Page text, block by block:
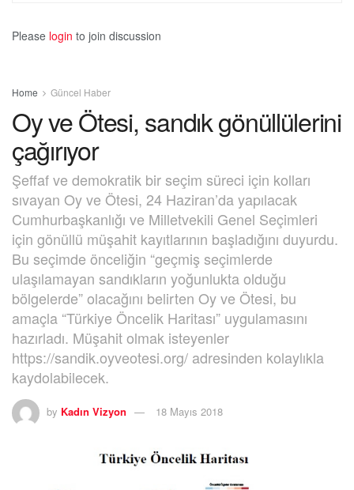
Please login to join discussion
Home Güncel Haber
Oy ve Ötesi, sandık gönüllülerini
çağırıyor
Şeffaf ve demokratik bir seçim süreci için kolları
sıvayan Oy ve Ötesi, 24 Haziran’da yapılacak
Cumhurbaşkanlığı ve Milletvekili Genel Seçimleri
için gönüllü müşahit kayıtlarının başladığını duyurdu.
Bu seçimde önceliğin “geçmiş seçimlerde
ulaşılamayan sandıkların yoğunlukta olduğu
bölgelerde” olacağını belirten Oy ve Ötesi, bu
amaçla “Türkiye Öncelik Haritası” uygulamasını
hazırladı. Müşahit olmak isteyenler
https://sandik.oyveotesi.org/ adresinden kolaylıkla
kaydolabilecek.
by Kadın Vizyon 18 Mayıs 2018